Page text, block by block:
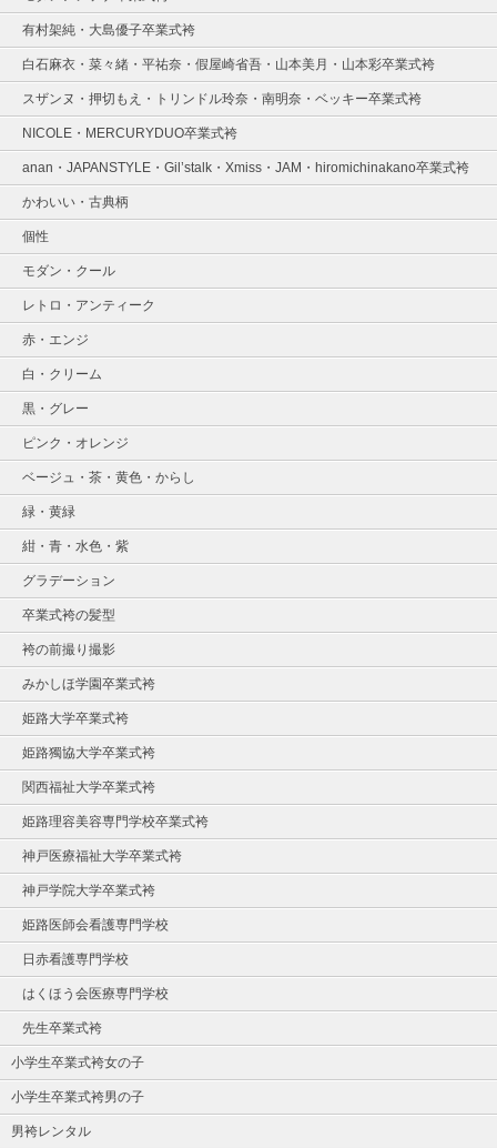
有村架純・大島優子卒業式袴
白石麻衣・菜々緒・平祐奈・假屋崎省吾・山本美月・山本彩卒業式袴
スザンヌ・押切もえ・トリンドル玲奈・南明奈・ベッキー卒業式袴
NICOLE・MERCURYDUO卒業式袴
anan・JAPANSTYLE・Gil’stalk・Xmiss・JAM・hiromichinakano卒業式袴
かわいい・古典柄
個性
モダン・クール
レトロ・アンティーク
赤・エンジ
白・クリーム
黒・グレー
ピンク・オレンジ
ベージュ・茶・黄色・からし
緑・黄緑
紺・青・水色・紫
グラデーション
卒業式袴の髪型
袴の前撮り撮影
みかしほ学園卒業式袴
姫路大学卒業式袴
姫路獨協大学卒業式袴
関西福祉大学卒業式袴
姫路理容美容専門学校卒業式袴
神戸医療福祉大学卒業式袴
神戸学院大学卒業式袴
姫路医師会看護専門学校
日赤看護専門学校
はくほう会医療専門学校
先生卒業式袴
小学生卒業式袴女の子
小学生卒業式袴男の子
男袴レンタル